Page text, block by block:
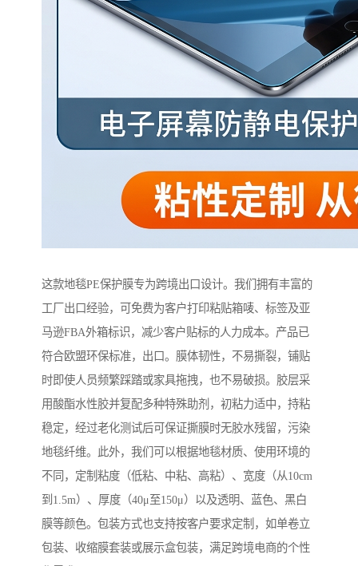
这款地毯PE保护膜专为跨境出口设计。我们拥有丰富的
工厂出口经验，可免费为客户打印粘贴箱唛、标签及亚
马逊FBA外箱标识，减少客户贴标的人力成本。产品已
符合欧盟环保标准，出口。膜体韧性，不易撕裂，铺贴
时即使人员频繁踩踏或家具拖拽，也不易破损。胶层采
用酸酯水性胶并复配多种特殊助剂，初粘力适中，持粘
稳定，经过老化测试后可保证撕膜时无胶水残留，污染
地毯纤维。此外，我们可以根据地毯材质、使用环境的
不同，定制粘度（低粘、中粘、高粘）、宽度（从10cm
到1.5m）、厚度（40μ至150μ）以及透明、蓝色、黑白
膜等颜色。包装方式也支持按客户要求定制，如单卷立
包装、收缩膜套装或展示盒包装，满足跨境电商的个性